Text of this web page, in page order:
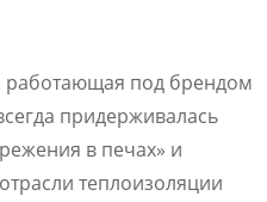
работающая под брендом
придерживалась
в печах» и
теплоизоляции